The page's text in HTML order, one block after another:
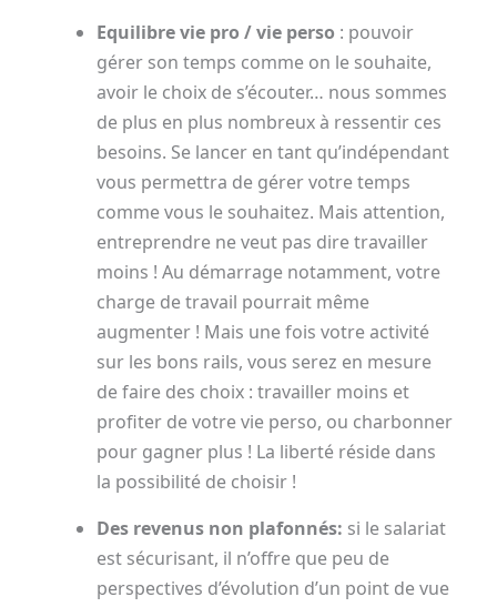
Equilibre vie pro / vie perso : pouvoir
gérer son temps comme on le souhaite,
avoir le choix de s’écouter… nous sommes
de plus en plus nombreux à ressentir ces
besoins. Se lancer en tant qu’indépendant
vous permettra de gérer votre temps
comme vous le souhaitez. Mais attention,
entreprendre ne veut pas dire travailler
moins ! Au démarrage notamment, votre
charge de travail pourrait même
augmenter ! Mais une fois votre activité
sur les bons rails, vous serez en mesure
de faire des choix : travailler moins et
profiter de votre vie perso, ou charbonner
pour gagner plus ! La liberté réside dans
la possibilité de choisir !
Des revenus non plafonnés: si le salariat
est sécurisant, il n’offre que peu de
perspectives d’évolution d’un point de vue